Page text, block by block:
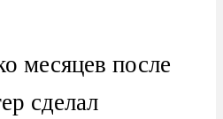
месяцев после
сделал